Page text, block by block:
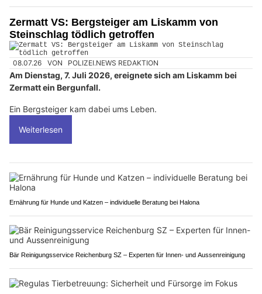
Zermatt VS: Bergsteiger am Liskamm von
Steinschlag tödlich getroffen
08.07.26 VON POLIZEI.NEWS REDAKTION
Am Dienstag, 7. Juli 2026, ereignete sich am Liskamm bei
Zermatt ein Bergunfall.
Ein Bergsteiger kam dabei ums Leben.
Weiterlesen
Ernährung für Hunde und Katzen – individuelle Beratung bei Halona
Bär Reinigungsservice Reichenburg SZ – Experten für Innen- und Aussenreinigung